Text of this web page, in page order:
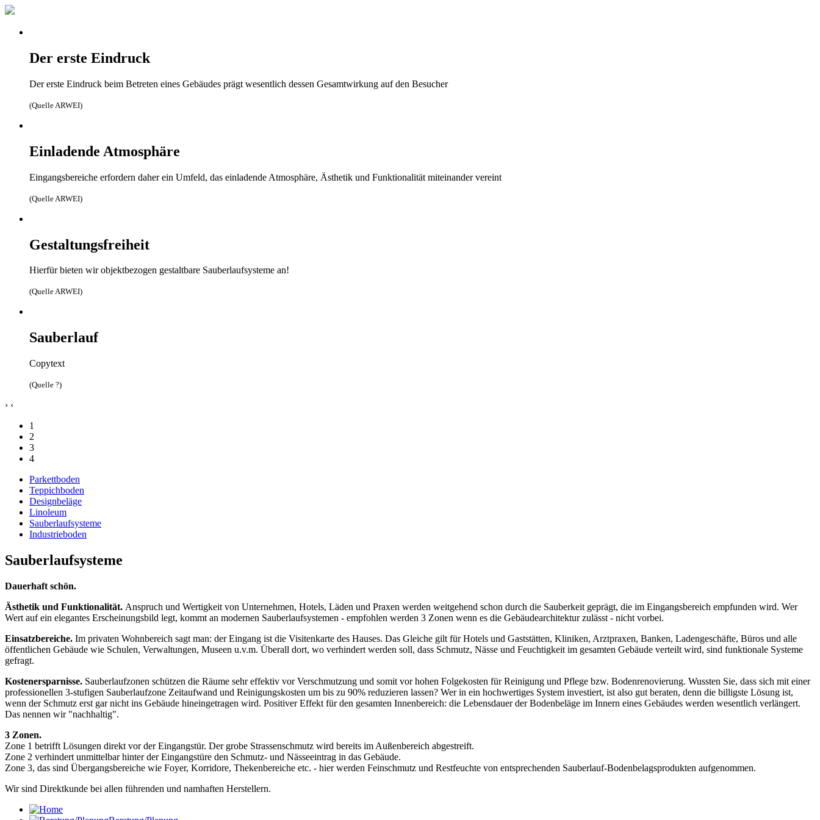
Der erste Eindruck
Der erste Eindruck beim Betreten eines Gebäudes prägt wesentlich dessen Gesamtwirkung auf den Besucher
(Quelle ARWEI)
Einladende Atmosphäre
Eingangsbereiche erfordern daher ein Umfeld, das einladende Atmosphäre, Ästhetik und Funktionalität miteinander vereint
(Quelle ARWEI)
Gestaltungsfreiheit
Hierfür bieten wir objektbezogen gestaltbare Sauberlaufsysteme an!
(Quelle ARWEI)
Sauberlauf
Copytext
(Quelle ?)
› ‹
1
2
3
4
Parkettboden
Teppichboden
Designbeläge
Linoleum
Sauberlaufsysteme
Industrieboden
Sauberlaufsysteme
Dauerhaft schön.
Ästhetik und Funktionalität. Anspruch und Wertigkeit von Unternehmen, Hotels, Läden und Praxen werden weitgehend schon durch die Sauberkeit geprägt, die im Eingangsbereich empfunden wird. Wer
Wert auf ein elegantes Erscheinungsbild legt, kommt an modernen Sauberlaufsystemen - empfohlen werden 3 Zonen wenn es die Gebäudearchitektur zulässt - nicht vorbei.
Einsatzbereiche. Im privaten Wohnbereich sagt man: der Eingang ist die Visitenkarte des Hauses. Das Gleiche gilt für Hotels und Gaststätten, Kliniken, Arztpraxen, Banken, Ladengeschäfte, Büros und alle
öffentlichen Gebäude wie Schulen, Verwaltungen, Museen u.v.m. Überall dort, wo verhindert werden soll, dass Schmutz, Nässe und Feuchtigkeit im gesamten Gebäude verteilt wird, sind funktionale Systeme
gefragt.
Kostenersparnisse. Sauberlaufzonen schützen die Räume sehr effektiv vor Verschmutzung und somit vor hohen Folgekosten für Reinigung und Pflege bzw. Bodenrenovierung. Wussten Sie, dass sich mit einer
professionellen 3-stufigen Sauberlaufzone Zeitaufwand und Reinigungskosten um bis zu 90% reduzieren lassen? Wer in ein hochwertiges System investiert, ist also gut beraten, denn die billigste Lösung ist,
wenn der Schmutz erst gar nicht ins Gebäude hineingetragen wird. Positiver Effekt für den gesamten Innenbereich: die Lebensdauer der Bodenbeläge im Innern eines Gebäudes werden wesentlich verlängert.
Das nennen wir "nachhaltig".
3 Zonen.
Zone 1 betrifft Lösungen direkt vor der Eingangstür. Der grobe Strassenschmutz wird bereits im Außenbereich abgestreift.
Zone 2 verhindert unmittelbar hinter der Eingangstüre den Schmutz- und Nässeeintrag in das Gebäude.
Zone 3, das sind Übergangsbereiche wie Foyer, Korridore, Thekenbereiche etc. - hier werden Feinschmutz und Restfeuchte von entsprechenden Sauberlauf-Bodenbelagsprodukten aufgenommen.
Wir sind Direktkunde bei allen führenden und namhaften Herstellern.